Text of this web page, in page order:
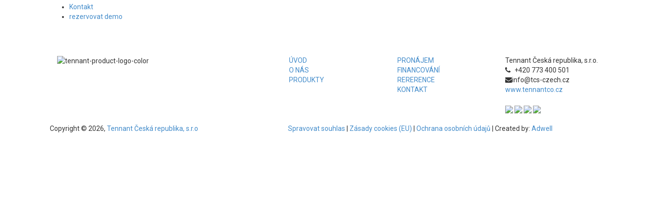
Kontakt
rezervovat demo
ÚVOD
O NÁS
PRODUKTY
PRONÁJEM
FINANCOVÁNÍ
RERERENCE
KONTAKT
Tennant Česká republika, s.r.o.
+420 773 400 501
info@tcs-czech.cz
www.tennantco.cz
Copyright © 2026, Tennant Česká republika, s.r.o Spravovat souhlas Zásady cookies (EU) Ochrana osobních údajů | Created by: Adwell